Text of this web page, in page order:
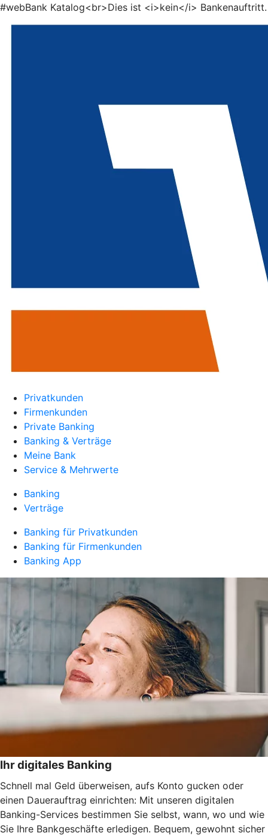
#webBank Katalog<br>Dies ist <i>kein</i> Bankenauftritt.
Privatkunden
Firmenkunden
Private Banking
Banking & Verträge
Meine Bank
Service & Mehrwerte
Banking
Verträge
Banking für Privatkunden
Banking für Firmenkunden
Banking App
Ihr digitales Banking
Schnell mal Geld überweisen, aufs Konto gucken oder
einen Dauerauftrag einrichten: Mit unseren digitalen
Banking-Services bestimmen Sie selbst, wann, wo und wie
Sie Ihre Bankgeschäfte erledigen. Bequem, gewohnt sicher